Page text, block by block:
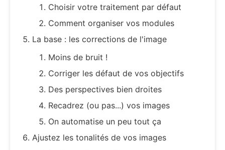
Choisir votre traitement par défaut
Comment organiser vos modules
La base : les corrections de l'image
Moins de bruit !
Corriger les défaut de vos objectifs
Des perspectives bien droites
Recadrez (ou pas...) vos images
On automatise un peu tout ça
Ajustez les tonalités de vos images